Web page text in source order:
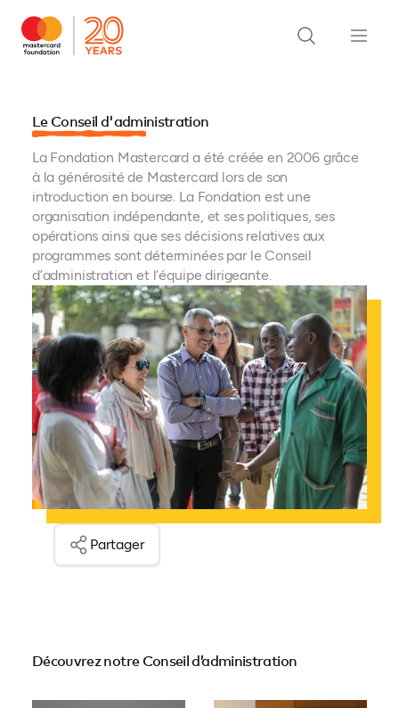
Le Conseil d'administration
La Fondation Mastercard a été créée en 2006 grâce
à la générosité de Mastercard lors de son
introduction en bourse. La Fondation est une
organisation indépendante, et ses politiques, ses
opérations ainsi que ses décisions relatives aux
programmes sont déterminées par le Conseil
d’administration et l’équipe dirigeante.
Partager
Découvrez notre Conseil d’administration